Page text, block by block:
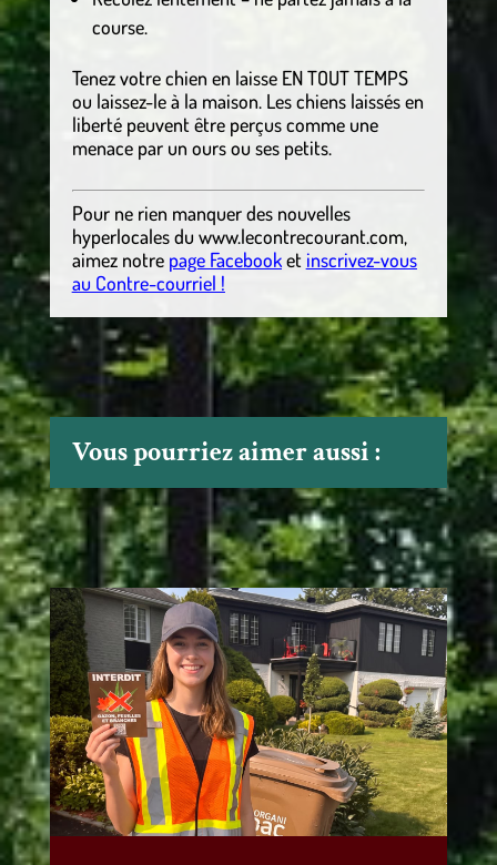
course.
Tenez votre chien en laisse EN TOUT TEMPS
ou laissez-le à la maison. Les chiens laissés en
liberté peuvent être perçus comme une
menace par un ours ou ses petits.
Pour ne rien manquer des nouvelles
hyperlocalesdu www.lecontrecourant.com,
aimez notre page Facebooket inscrivez-vous
au Contre-courriel !
Vous pourriez aimer aussi :